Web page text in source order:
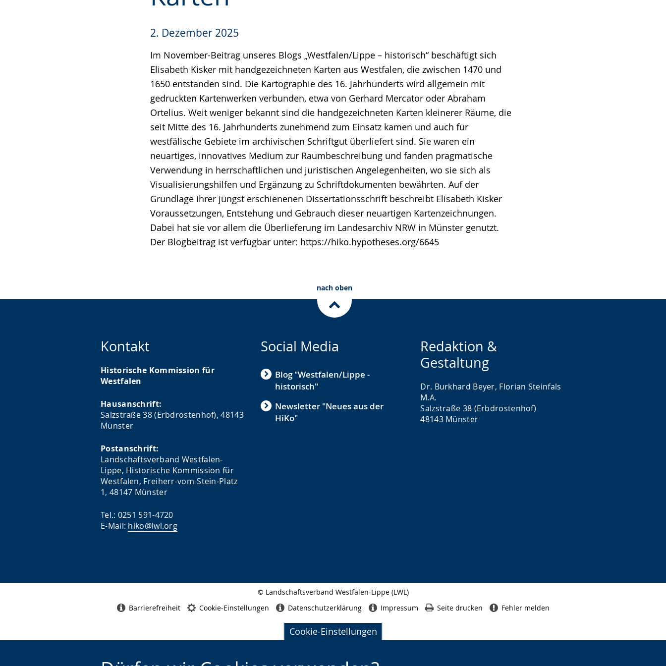
Cookie-Einstellungen
2. Dezember 2025
Im November-Beitrag unseres Blogs „Westfalen/Lippe – historisch“ beschäftigt sich
Elisabeth Kisker mit handgezeichneten Karten aus Westfalen, die zwischen 1470 und
1650 entstanden sind. Die Kartographie des 16. Jahrhunderts wird allgemein mit
gedruckten Kartenwerken verbunden, etwa von Gerhard Mercator oder Abraham
Ortelius. Weit weniger bekannt sind die handgezeichneten Karten kleinerer Räume, die
seit Mitte des 16. Jahrhunderts zunehmend zum Einsatz kamen und auch für
westfälische Gebiete im archivischen Schriftgut überliefert sind. Sie waren ein
neuartiges, innovatives Medium zur Raumbeschreibung und fanden pragmatische
Verwendung in herrschaftlichen und juristischen Angelegenheiten, wo sie sich als
Visualisierungshilfen und Ergänzung zu Schriftdokumenten bewährten. Auf der
Grundlage ihrer jüngst erschienenen Dissertationsschrift beschreibt Elisabeth Kisker
Voraussetzungen, Entstehung und Gebrauch dieser neuartigen Kartenzeichnungen.
Dabei hat sie vor allem die Überlieferung im Landesarchiv NRW in Münster genutzt.
Der Blogbeitrag ist verfügbar unter: https://hiko.hypotheses.org/6645
angezeigt.
nach oben
Kontakt
Historische Kommission für
Westfalen
Hausanschrift:
Salzstraße 38 (Erbdrostenhof), 48143
Münster
Postanschrift:
Landschaftsverband Westfalen-
Lippe, Historische Kommission für
Westfalen, Freiherr-vom-Stein-Platz
1, 48147 Münster
Tel.: 0251 591-4720
E-Mail: hiko@lwl.org
Social Media
Blog "Westfalen/Lippe -
historisch"
Newsletter "Neues aus der
HiKo"
Redaktion &
Gestaltung
Dr. Burkhard Beyer, Florian Steinfals
M.A.
Salzstraße 38 (Erbdrostenhof)
48143 Münster
© Landschaftsverband Westfalen-Lippe (LWL)
Barrierefreiheit Cookie-Einstellungen Datenschutzerklärung Impressum Seite drucken Fehler melden